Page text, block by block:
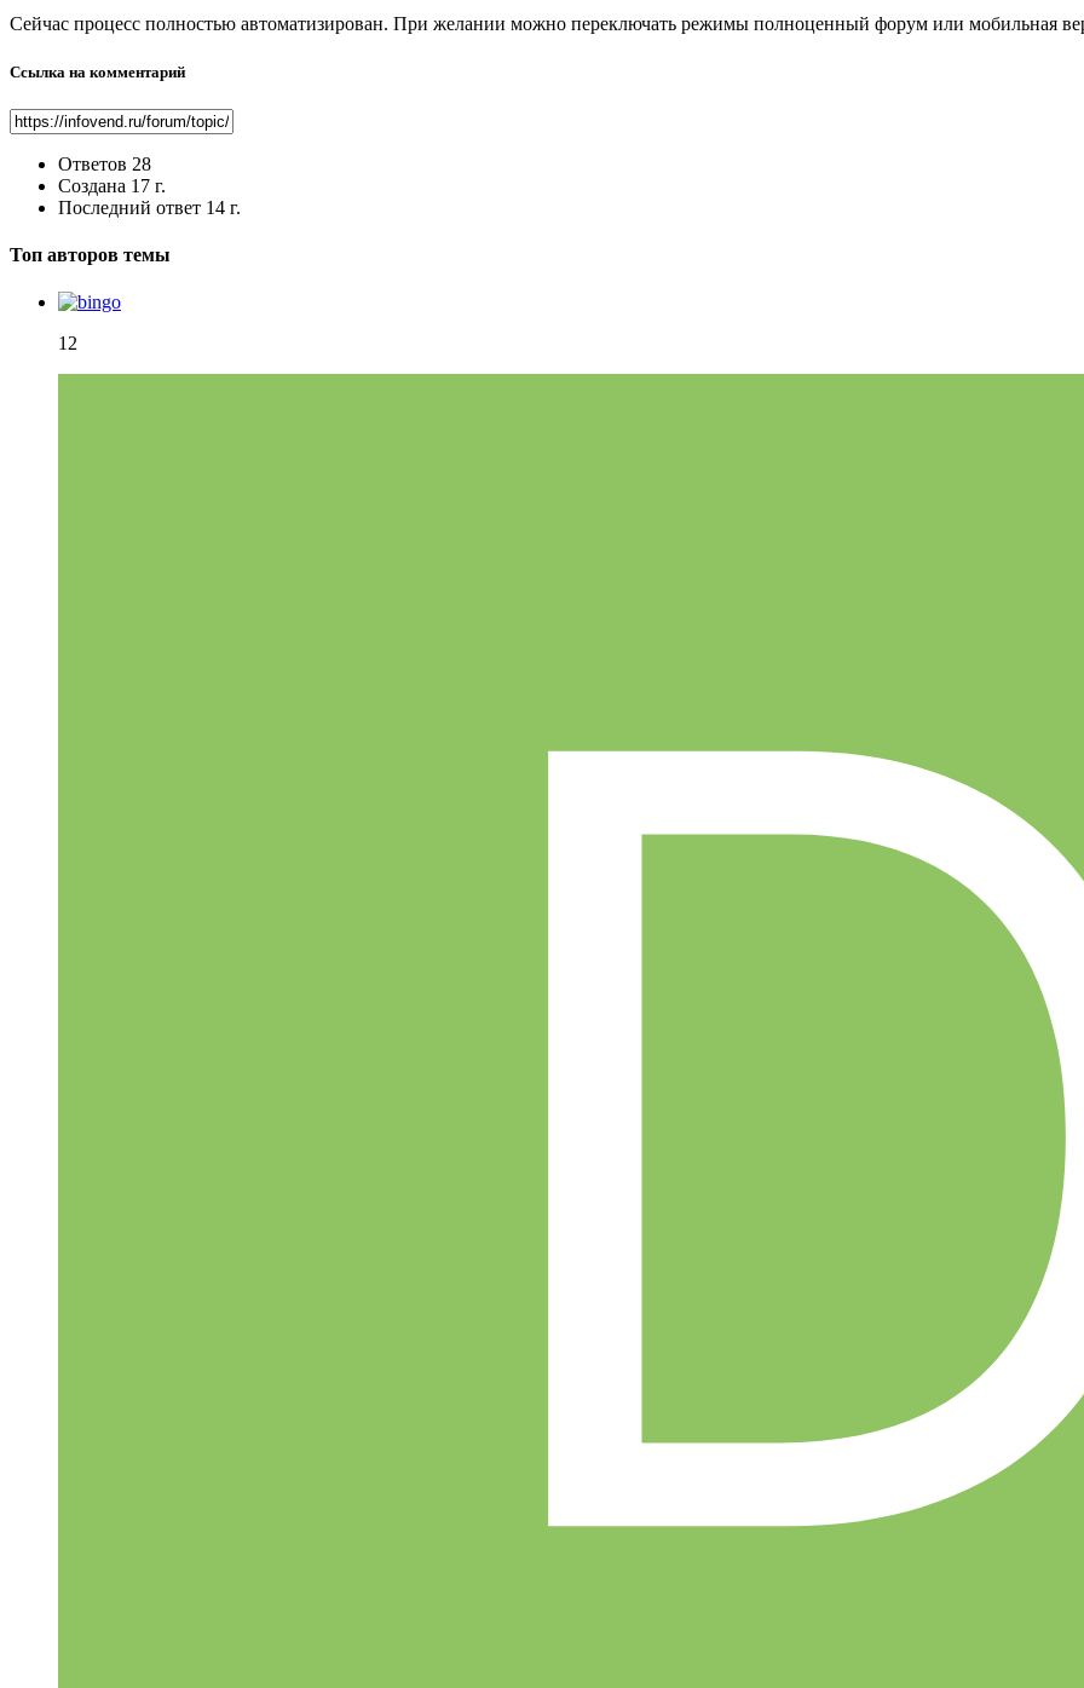
Сейчас процесс полностью автоматизирован. При желании можно переключать режимы полноценный форум или мобильная
Ссылка на комментарий
Ответов 28
Создана 17 г.
Последний ответ 14 г.
Топ авторов темы
12